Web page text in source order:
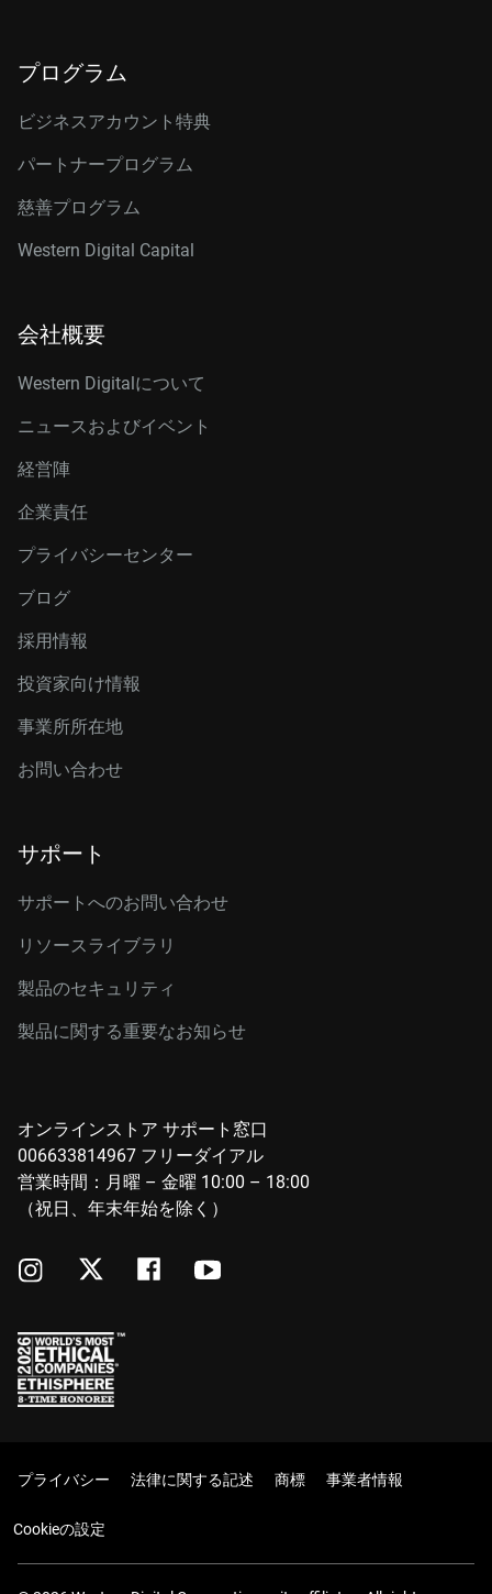
プログラム
ビジネスアカウント特典
パートナープログラム
慈善プログラム
Western Digital Capital
会社概要
Western Digitalについて
ニュースおよびイベント
経営陣
企業責任
プライバシーセンター
ブログ
採用情報
投資家向け情報
事業所所在地
お問い合わせ
サポート
サポートへのお問い合わせ
リソースライブラリ
製品のセキュリティ
製品に関する重要なお知らせ
オンラインストア サポート窓口
006633814967 フリーダイアル
営業時間：月曜 – 金曜 10:00 – 18:00
（祝日、年末年始を除く）
プライバシー 法律に関する記述 商標 事業者情報
Cookieの設定